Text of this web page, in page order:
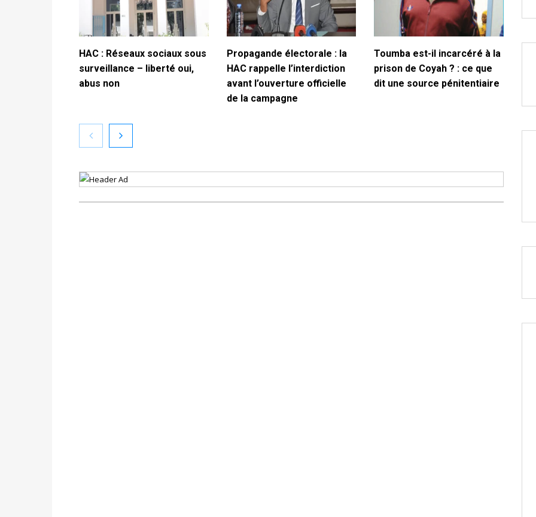
HAC : Réseaux sociaux sous
surveillance – liberté oui,
abus non
Propagande électorale : la
HAC rappelle l’interdiction
avant l’ouverture officielle
de la campagne
Toumba est-il incarcéré à la
prison de Coyah ? : ce que
dit une source pénitentiaire